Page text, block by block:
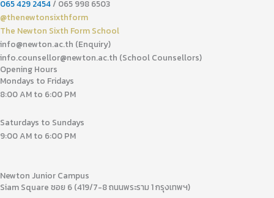
065 429 2454/ 065 998 6503
@thenewtonsixthform
The Newton Sixth Form School
info@newton.ac.th (Enquiry)
info.counsellor@newton.ac.th (School Counsellors)​
Opening Hours
Mondays to Fridays
8:00 AM to 6:00 PM
Saturdays to Sundays
9:00 AM to 6:00 PM
Newton Junior Campus
Siam Square ซอย 6 (419/7-8 ถนนพระราม 1 กรุงเทพฯ)